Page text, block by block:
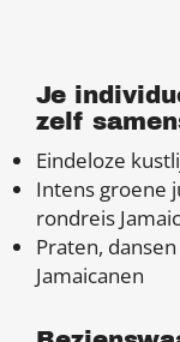
Je
zelf
Eindeloze
Intens groene
rondreis
Praten,
Jamaicanen